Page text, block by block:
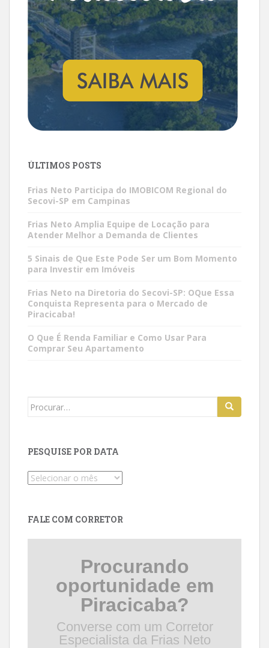
ÚLTIMOS POSTS
Frias Neto Participa do IMOBICOM Regional do
Secovi-SP em Campinas
Frias Neto Amplia Equipe de Locação para
Atender Melhor a Demanda de Clientes
5 Sinais de Que Este Pode Ser um Bom Momento
para Investir em Imóveis
Frias Neto na Diretoria do Secovi-SP: OQue Essa
Conquista Representa para o Mercado de
Piracicaba!
O Que É Renda Familiar e Como Usar Para
Comprar Seu Apartamento
Search
PESQUISE POR DATA
Pesquise
FALE COM CORRETOR
Procurando
oportunidade em
Piracicaba?
Converse com um Corretor
Especialista da Frias Neto